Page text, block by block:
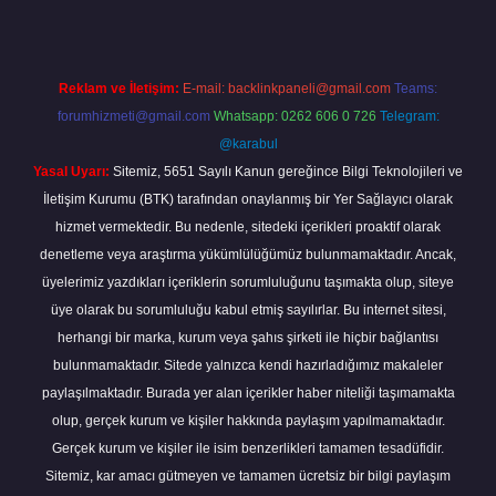
Reklam ve İletişim: E-mail: backlinkpaneli@gmail.com Teams:
forumhizmeti@gmail.com Whatsapp: 0262 606 0 726 Telegram:
@karabul
Yasal Uyarı: Sitemiz, 5651 Sayılı Kanun gereğince Bilgi Teknolojileri ve
İletişim Kurumu (BTK) tarafından onaylanmış bir Yer Sağlayıcı olarak
hizmet vermektedir. Bu nedenle, sitedeki içerikleri proaktif olarak
denetleme veya araştırma yükümlülüğümüz bulunmamaktadır. Ancak,
üyelerimiz yazdıkları içeriklerin sorumluluğunu taşımakta olup, siteye
üye olarak bu sorumluluğu kabul etmiş sayılırlar. Bu internet sitesi,
herhangi bir marka, kurum veya şahıs şirketi ile hiçbir bağlantısı
bulunmamaktadır. Sitede yalnızca kendi hazırladığımız makaleler
paylaşılmaktadır. Burada yer alan içerikler haber niteliği taşımamakta
olup, gerçek kurum ve kişiler hakkında paylaşım yapılmamaktadır.
Gerçek kurum ve kişiler ile isim benzerlikleri tamamen tesadüfidir.
Sitemiz, kar amacı gütmeyen ve tamamen ücretsiz bir bilgi paylaşım